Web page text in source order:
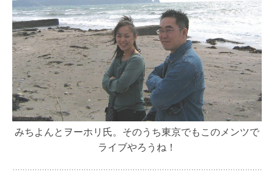
みちよんとヲーホリ氏。そのうち東京でもこのメンツで
ライブやろうね！